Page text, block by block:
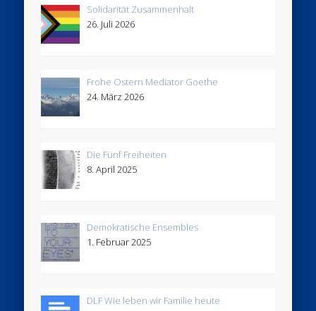
Solidarität Zusammenhalt
26. Juli 2026
Frohe Ostern Mediator Goethe
24. März 2026
Die Fünf Freiheiten
8. April 2025
Demokratische Ensembles
1. Februar 2025
DLF Wie leben wir Familie heute